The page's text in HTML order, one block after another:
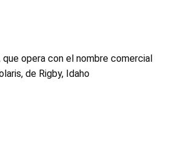
opera con el nombre comercial
de Rigby, Idaho